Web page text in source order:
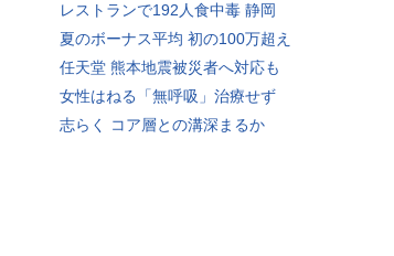
レストランで192人食中毒 静岡
夏のボーナス平均 初の100万超え
任天堂 熊本地震被災者へ対応も
女性はねる「無呼吸」治療せず
志らく コア層との溝深まるか